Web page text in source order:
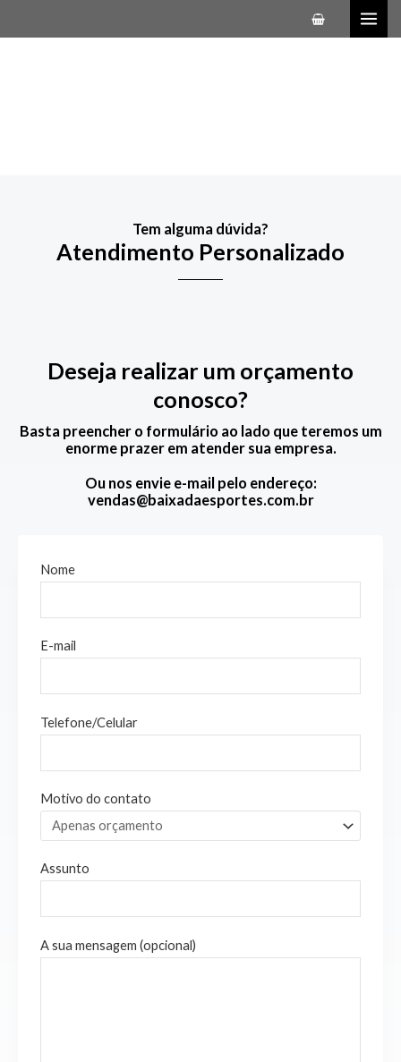
para
Tem alguma dúvida?
Atendimento Personalizado
Deseja realizar um orçamento
conosco?
Basta preencher o formulário ao lado que teremos um
enorme prazer em atender sua empresa.
Ou nos envie e-mail pelo endereço:
vendas@baixadaesportes.com.br
Nome
E-mail
Telefone/Celular
Motivo do contato
Assunto
A sua mensagem (opcional)